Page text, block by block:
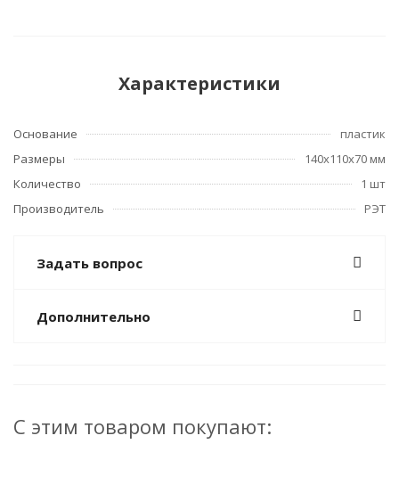
Характеристики
Основание
пластик
Размеры
140х110х70 мм
Количество
1 шт
Производитель
РЭТ
Задать вопрос
Дополнительно
С этим товаром покупают: